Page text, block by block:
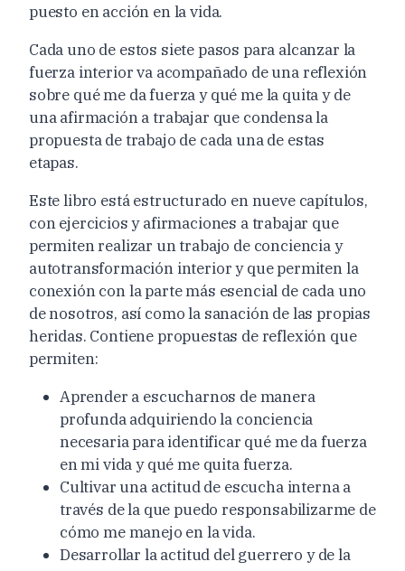
puesto en acción en la vida.
Cada uno de estos siete pasos para alcanzar la
fuerza interior va acompañado de una reflexión
sobre qué me da fuerza y qué me la quita y de
una afirmación a trabajar que condensa la
propuesta de trabajo de cada una de estas
etapas.
Este libro está estructurado en nueve capítulos,
con ejercicios y afirmaciones a trabajar que
permiten realizar un trabajo de conciencia y
autotransformación interior y que permiten la
conexión con la parte más esencial de cada uno
de nosotros, así como la sanación de las propias
heridas. Contiene propuestas de reflexión que
permiten:
Aprender a escucharnos de manera
profunda adquiriendo la conciencia
necesaria para identificar qué me da fuerza
en mi vida y qué me quita fuerza.
Cultivar una actitud de escucha interna a
través de la que puedo responsabilizarme de
cómo me manejo en la vida.
Desarrollar la actitud del guerrero y de la